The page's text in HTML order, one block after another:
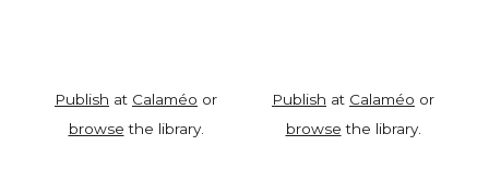
Publish at Calaméo or
browse the library.
Publish at Calaméo or
browse the library.